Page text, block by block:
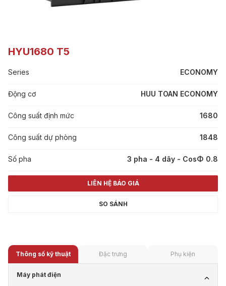
HYU1680 T5
Series ECONOMY
Động cơ HUU TOAN ECONOMY
Công suất định mức 1680
Công suất dự phòng 1848
Số pha 3 pha - 4 dây - CosΦ 0.8
LIÊN HỆ BÁO GIÁ
SO SÁNH
Thông số kỹ thuật Đặc trưng Phụ kiện
Máy phát điện